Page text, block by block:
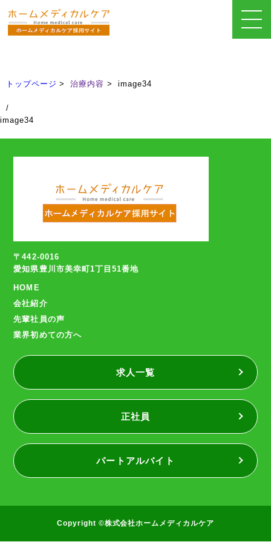
トップページ 治療内容 image34
/
image34
〒442-0016
愛知県豊川市美幸町1丁目51番地
HOME
会社紹介
先輩社員の声
業界初めての方へ
求人一覧
正社員
パートアルバイト
Copyright ©株式会社ホームメディカルケア